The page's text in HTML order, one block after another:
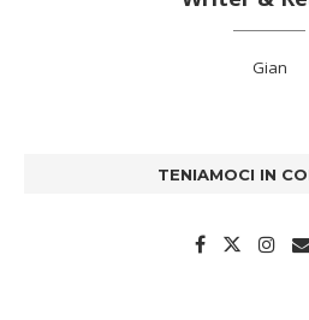
Gian
TENIAMOCI IN